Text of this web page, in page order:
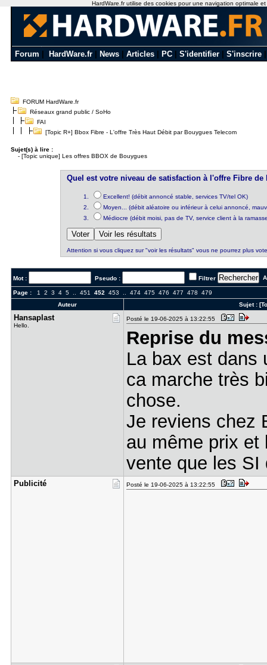
Forum HardWare.fr News Articles PC S'identifier S'inscrire
FORUM HardWare.fr
Réseaux grand public / SoHo
FAI
[Topic R+] Bbox Fibre - L'offre Très Haut Débit par Bouygues Telecom
Sujet(s) à lire :
- [Topic unique] Les offres BBOX de Bouygues
Quel est votre niveau de satisfaction à l'offre Fibre de
Excellent! (débit annoncé stable, services TV/tel OK)
Moyen... (débit aléatoire ou inférieur à celui annoncé,
Médiocre (débit moisi, pas de TV, service client à la
Attention si vous cliquez sur "voir les résultats" vous ne pourrez plus
Mot : Pseudo : Filtrer
Page : 1 2 3 4 5.. 451 452 453 474 475 476 477 478
479
Auteur
Sujet :
Hansaplast
Hello.
Posté le 19-06-2025 à 13:22:55
Reprise du
La bax est dans
ca marche très
chose.
Je reviens chez
au même prix et
vente que les SI
Publicité Posté le 19-06-2025 à 13:22:55
HardWare.fr utilise des cookies pour une navigation optimale